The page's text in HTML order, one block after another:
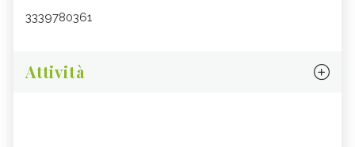
3339780361
Attività